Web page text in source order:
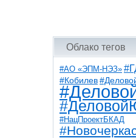
Облако тегов
#АО «ЭПМ-НЭЗ»
#Кобилев
#НацПроектБКАД